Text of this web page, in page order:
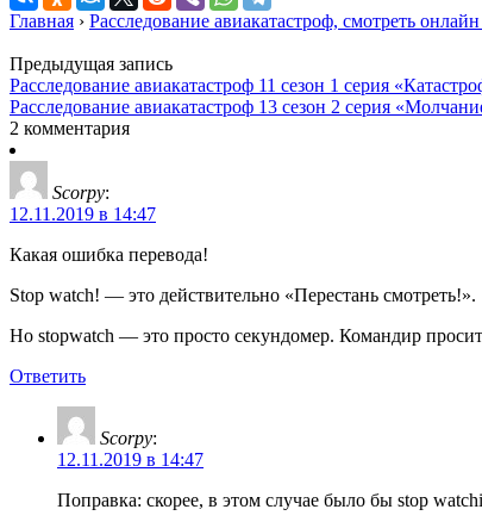
Главная › Расследование авиакатастроф, смотреть
Предыдущая запись
Расследование авиакатастроф 11 сезон 1 серия
Расследование авиакатастроф 13 сезон 2 серия
2 комментария
Scorpy:
12.11.2019 в 14:47
Какая ошибка перевода!
Stop watch! — это действительно «Перестань смотреть!».
Но stopwatch — это просто секундомер. Командир
Ответить
Scorpy:
12.11.2019 в 14:47
Поправка: скорее, в этом случае было бы stop